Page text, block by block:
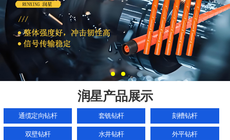
润星产品展示
通缆定向钻杆 套铣钻杆 刻槽钻杆
双壁钻杆 水井钻杆 外平钻杆